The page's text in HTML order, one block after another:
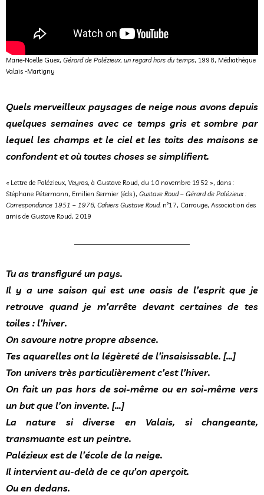
Marie-Noëlle Guex, Gérard de Palézieux, un regard hors du temps, 1998, Médiathèque
Valais -Martigny
Quels merveilleux paysages de neige nous avons depuis
quelques semaines avec ce temps gris et sombre par
lequel les champs et le ciel et les toits des maisons se
confondent et où toutes choses se simplifient.
« Lettre de Palézieux, Veyras, à Gustave Roud, du 10 novembre 1952 », dans :
Stéphane Pétermann, Emilien Sermier (éds.), Gustave Roud – Gérard de Palézieux :
Correspondance 1951 – 1976, Cahiers Gustave Roud, n°17, Carrouge, Association des
amis de Gustave Roud, 2019
Tu as transfiguré un pays.
Il y a une saison qui est une oasis de l’esprit que je
retrouve quand je m’arrête devant certaines de tes
toiles : l’hiver.
On savoure notre propre absence.
Tes aquarelles ont la légèreté de l’insaisissable. […]
Ton univers très particulièrement c’est l’hiver.
On fait un pas hors de soi-même ou en soi-même vers
un but que l’on invente. […]
La nature si diverse en Valais, si changeante,
transmuante est un peintre.
Palézieux est de l’école de la neige.
Il intervient au-delà de ce qu’on aperçoit.
Ou en dedans.